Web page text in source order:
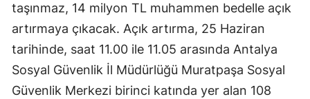
taşınmaz, 14 milyon TL muhammen bedelle açık
artırmaya çıkacak. Açık artırma, 25 Haziran
tarihinde, saat 11.00 ile 11.05 arasında Antalya
Sosyal Güvenlik İl Müdürlüğü Muratpaşa Sosyal
Güvenlik Merkezi birinci katında yer alan 108